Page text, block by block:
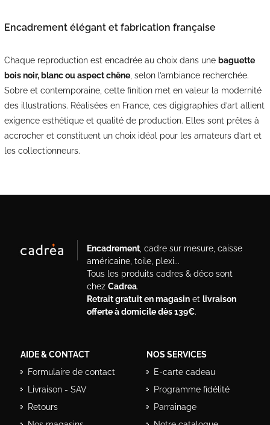
Encadrement élégant et fabrication française
Chaque reproduction est encadrée au choix dans une baguette
bois noir, blanc ou aspect chêne, selon l’ambiance recherchée.
Sobre et contemporaine, cette finition met en valeur la modernité
des illustrations. Réalisées en France, ces digigraphies d’art allient
exigence esthétique et qualité de production. Elles sont prêtes à
accrocher et constituent un choix idéal pour les amateurs d’art et
les collectionneurs.
Encadrement, cadre sur mesure, caisse
américaine, toile, plexi...
Tous les produits cadres & déco sont
chez Cadrea.
Retrait gratuit en magasinet livraison
offerte à domicile dès 139€.
AIDE & CONTACT
Formulaire de contact
Livraison - SAV
Retours
NOS SERVICES
E-carte cadeau
Programme fidélité
Parrainage